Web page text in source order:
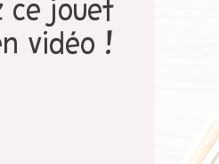
ce jouet
vidéo !